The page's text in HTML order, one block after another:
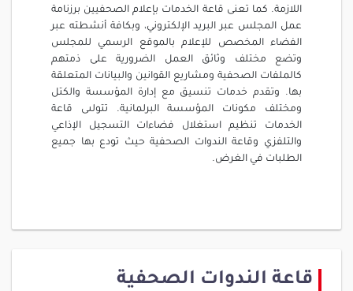
اللازمة. كما تعنى قاعة الخدمات بإعلام الصحفيين برزنامة
عمل المجلس عبر البريد الإلكتروني، وبكافة أنشطته عبر
الفضاء المخصص للإعلام بالموقع الرسمي للمجلس
وتضع مختلف وثائق العمل الضرورية على ذمتهم
كالملفات الصحفية ومشاريع القوانين والبيانات المتعلقة
بها. وتقدم خدمات تنسيق مع إدارة المؤسسة والكتل
ومختلف مكونات المؤسسة البرلمانية. تتولىى قاعة
الخدمات تنظيم استغلال فضاءات التسجيل الإذاعي
والتلفزي وقاعة الندوات الصحفية حيث تودع بها جميع
الطلبات في الغرض.
قاعة الندوات الصحفية